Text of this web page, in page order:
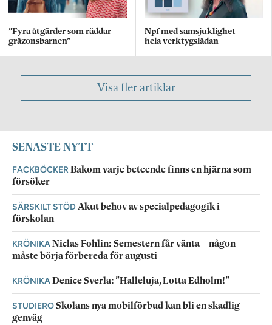
”Fyra åtgärder som räddar
gråzonsbarnen”
Npf med samsjuklighet –
hela verktygslådan
Visa fler artiklar
SENASTE NYTT
FACKBÖCKERBakom varje beteende finns en hjärna som
försöker
SÄRSKILT STÖDAkut behov av specialpedagogik i
förskolan
KRÖNIKANiclas Fohlin: Semestern får vänta – någon
måste börja förbereda för augusti
KRÖNIKADenice Sverla: ”Halleluja, Lotta Edholm!”
STUDIEROSkolans nya mobilförbud kan bli en skadlig
genväg